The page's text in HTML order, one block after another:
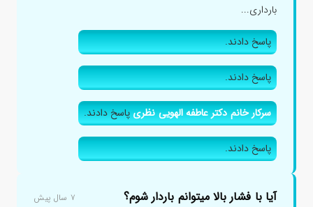
بارداری...
پاسخ دادند.
پاسخ دادند.
سرکار خانم دکتر عاطفه الهویی نظریپاسخ دادند.
پاسخ دادند.
آیا با فشار بالا میتوانم باردار شوم؟ ۷ سال پیش